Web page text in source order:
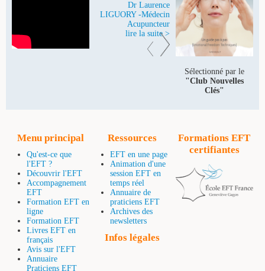
Dr Laurence
LIGUORY -Médecin
Acupuncteur
lire la suite >
Sélectionné par le
"Club Nouvelles
Clés"
Menu principal
Qu'est-ce que
l'EFT ?
Découvrir l'EFT
Accompagnement
EFT
Formation EFT en
ligne
Formation EFT
Livres EFT en
français
Avis sur l'EFT
Annuaire
Praticiens EFT
Ressources
EFT en une page
Animation d'une
session EFT en
temps réel
Annuaire de
praticiens EFT
Archives des
newsletters
Infos légales
Formations EFT
certifiantes